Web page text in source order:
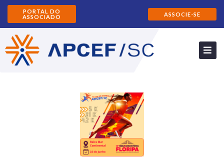
PORTAL DO
ASSOCIADO
ASSOCIE-SE